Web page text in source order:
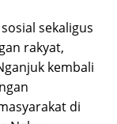
sekaligus
rakyat,
kembali
di